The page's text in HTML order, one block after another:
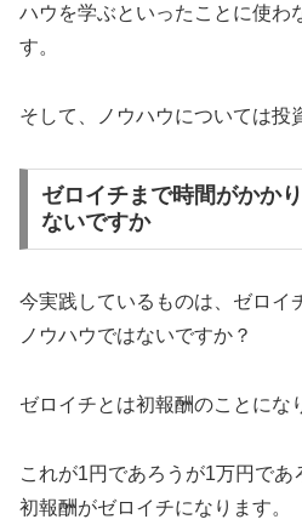
ハウを学ぶといったことに使わ
す。
そして、ノウハウについては投
ゼロイチまで時間がかか
ないですか
今実践しているものは、ゼロイ
ノウハウではないですか？
ゼロイチとは初報酬のことにな
これが1円であろうが1万円であ
初報酬がゼロイチになります。